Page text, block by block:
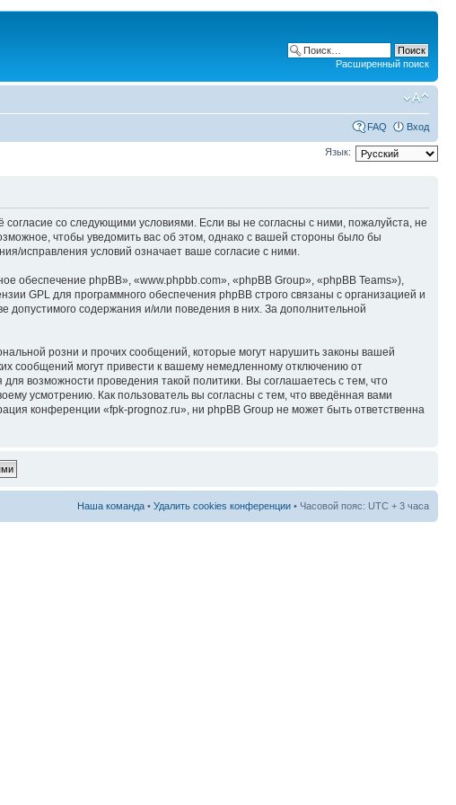
Расширенный поиск
FAQ Вход
Язык:
со следующими условиями. Если вы не согласны с ними, пожалуйста, не
чтобы уведомить вас об этом, однако с вашей стороны было бы
исправления условий означает ваше согласие с ними.
обеспечение phpBB», «www.phpbb.com», «phpBB Group», «phpBB Teams»),
GPL для программного обеспечения phpBB строго связаны с организацией и
допустимого содержания и/или поведения в них. За дополнительной
розни и прочих сообщений, которые могут нарушить законы вашей
сообщений могут привести к вашему немедленному отключению от
возможности проведения такой политики. Вы соглашаетесь с тем, что
усмотрению. Как пользователь вы согласны с тем, что введённая вами
конференции «fpk-prognoz.ru», ни phpBB Group не может быть ответственна
Наша команда • Удалить cookies конференции • Часовой пояс: UTC + 3 часа